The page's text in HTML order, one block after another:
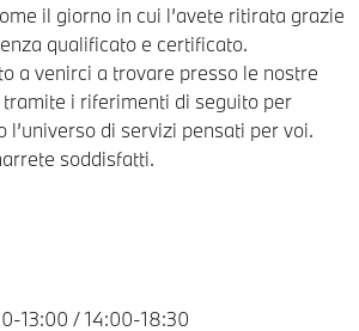
il giorno in cui l’avete ritirata grazie
qualificato e certificato.
a venirci a trovare presso le nostre
i riferimenti di seguito per
l’universo di servizi pensati per voi.
soddisfatti.
13:00 / 14:00-18:30